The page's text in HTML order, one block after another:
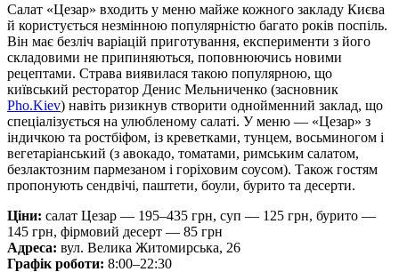
Салат «Цезар» входить у меню майже кожного закладу Києва
й користується незмінною популярністю багато років поспіль.
Він має безліч варіацій приготування, експерименти з його
складовими не припиняються, поповнюючись новими
рецептами. Страва виявилася такою популярною, що
київський ресторатор Денис Мельниченко (засновник
Pho.Kiev) навіть ризикнув створити однойменний заклад, що
спеціалізується на улюбленому салаті. У меню — «Цезар» з
індичкою та ростбіфом, із креветками, тунцем, восьминогом і
вегетаріанський (з авокадо, томатами, римським салатом,
безлактозним пармезаном і горіховим соусом). Також гостям
пропонують сендвічі, паштети, боули, бурито та десерти.
Ціни: салат Цезар — 195–435 грн, суп — 125 грн, бурито —
145 грн, фірмовий десерт — 85 грн
Адреса: вул. Велика Житомирська, 26
Графік роботи: 8:00–22:30